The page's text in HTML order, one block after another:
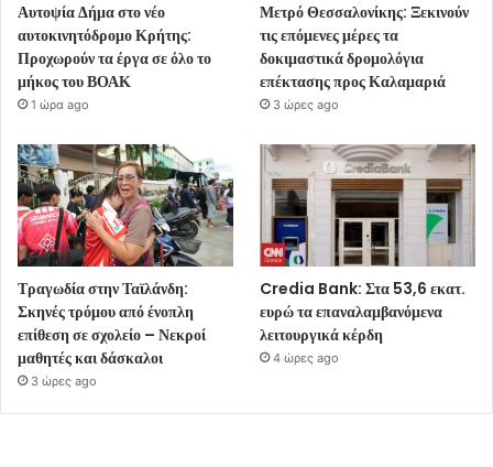
Αυτοψία Δήμα στο νέο
αυτοκινητόδρομο Κρήτης:
Προχωρούν τα έργα σε όλο το
μήκος του ΒΟΑΚ
1 ώρα ago
Μετρό Θεσσαλονίκης: Ξεκινούν
τις επόμενες μέρες τα
δοκιμαστικά δρομολόγια
επέκτασης προς Καλαμαριά
3 ώρες ago
Τραγωδία στην Ταϊλάνδη:
Σκηνές τρόμου από ένοπλη
επίθεση σε σχολείο – Νεκροί
μαθητές και δάσκαλοι
3 ώρες ago
Credia Bank: Στα 53,6 εκατ.
ευρώ τα επαναλαμβανόμενα
λειτουργικά κέρδη
4 ώρες ago